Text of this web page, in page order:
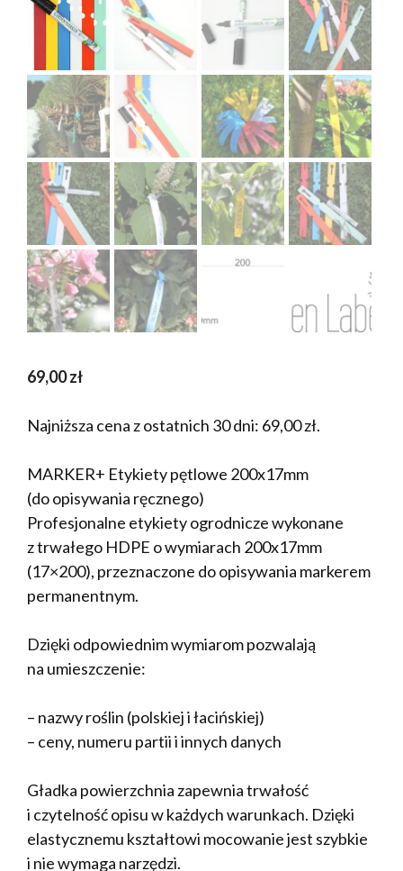
69,00zł
Najniższa cena z ostatnich 30 dni: 69,00zł.
MARKER+ Etykiety pętlowe 200x17mm
(do opisywania ręcznego)
Profesjonalne etykiety ogrodnicze wykonane
z trwałego HDPE o wymiarach 200x17mm
(17×200), przeznaczone do opisywania markerem
permanentnym.
Dzięki odpowiednim wymiarom pozwalają
na umieszczenie:
– nazwy roślin (polskiej i łacińskiej)
– ceny, numeru partii i innych danych
Gładka powierzchnia zapewnia trwałość
i czytelność opisu w każdych warunkach. Dzięki
elastycznemu kształtowi mocowanie jest szybkie
i nie wymaga narzędzi.